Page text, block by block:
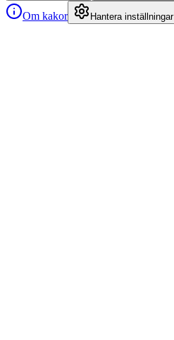
Om kakor Hantera inställningar